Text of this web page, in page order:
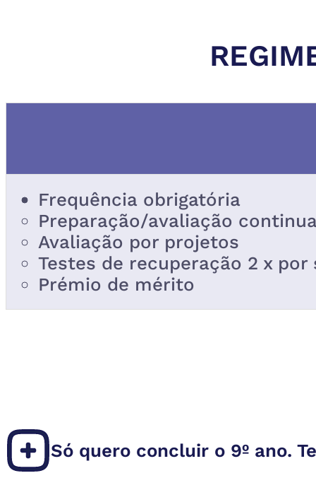
Frequência obrigatória
Preparação/avaliação
Avaliação por projetos
Testes de recuperação 2 x por
Prémio de mérito
Só quero concluir o 9º ano.